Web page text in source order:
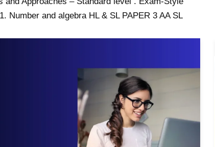
Number and algebra HL & SL PAPER 3 AA SL